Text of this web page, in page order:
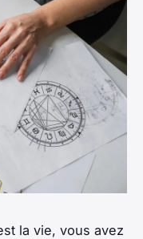
la vie, vous avez